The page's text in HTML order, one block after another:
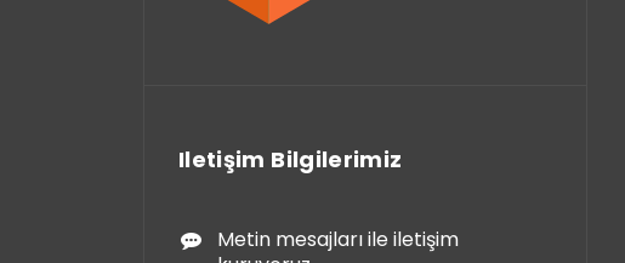
Iletişim Bilgilerimiz
Metin mesajları ile iletişim